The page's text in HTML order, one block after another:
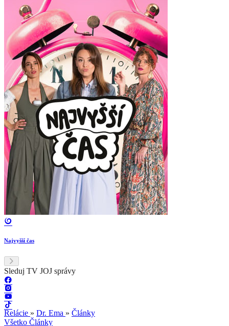
Najvyšší čas
Sleduj TV JOJ správy
Relácie » Dr. Ema » Články
Všetko Články